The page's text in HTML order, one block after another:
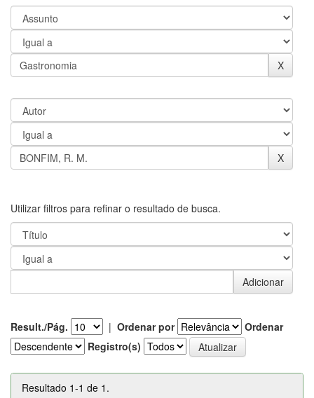
Utilizar filtros para refinar o resultado de busca.
Result./Pág. | Ordenar por
Ordenar
Registro(s)
Resultado 1-1 de 1.